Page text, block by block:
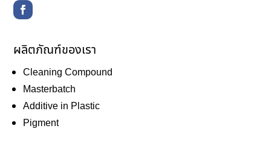
ผลิตภัณฑ์ของเรา
Cleaning Compound
Masterbatch
Additive in Plastic
Pigment